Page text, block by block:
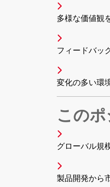
多様な価値観
フィードバッ
変化の多い環
この
グローバル規
製品開発から